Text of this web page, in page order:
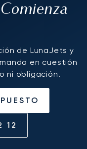
Comienza
de LunaJets y
en cuestión
ni obligación.
12